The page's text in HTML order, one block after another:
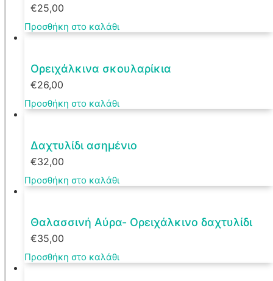
€25,00
Προσθήκη στο καλάθι
Ορειχάλκινα σκουλαρίκια
€26,00
Προσθήκη στο καλάθι
Δαχτυλίδι ασημένιο
€32,00
Προσθήκη στο καλάθι
Θαλασσινή Αύρα- Ορειχάλκινο δαχτυλίδι
€35,00
Προσθήκη στο καλάθι